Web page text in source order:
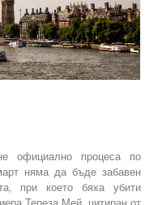
официално процеса по
няма да бъде забавен
при което бяха убити